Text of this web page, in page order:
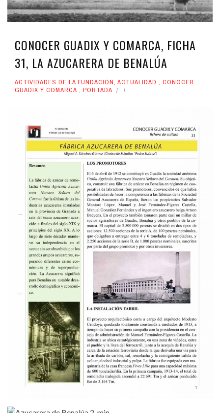
CONOCER GUADIX Y COMARCA, FICHA
31, LA AZUCARERA DE BENALÚA
ACTIVIDADES DE LA FUNDACIÓN, ACTUALIDAD , CONOCER
GUADIX Y COMARCA , PORTADA